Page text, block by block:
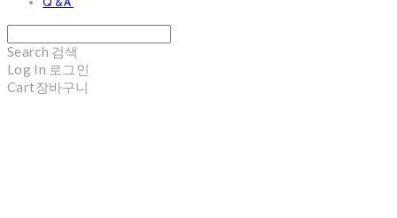
Search 검색
Log In 로그인
Cart장바구니